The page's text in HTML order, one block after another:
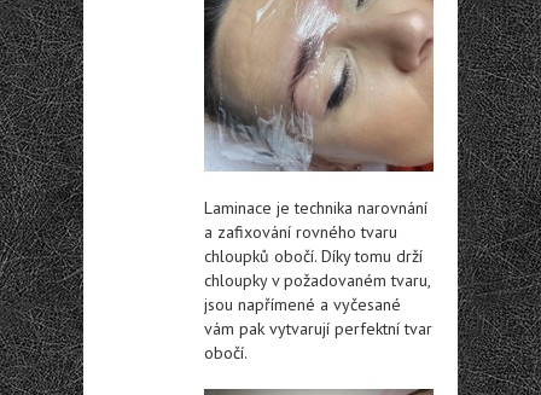
Laminace je technika narovnání
a zafixování rovného tvaru
chloupků obočí. Díky tomu drží
chloupky v požadovaném tvaru,
jsou napřímené a vyčesané
vám pak vytvarují perfektní tvar
obočí.